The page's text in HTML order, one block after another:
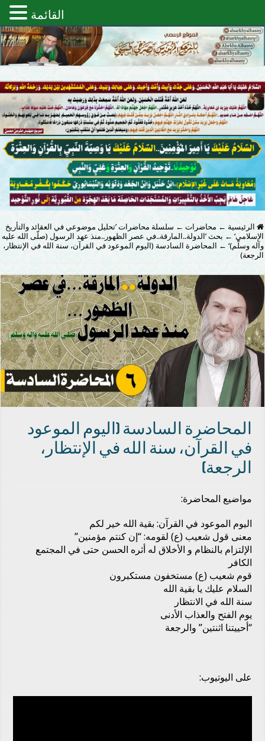
الرئيسية ← محاضرات ← سلسلة محاضرات ’تحليل موضوعي في العقائد والتأريخ
الإسلامي‘ ← بحث ’الدولة..المارقة..في عصر الظهور..منذ عهد الرسول (صلّى الله عليه
وآله وسلّم)‘ ← المحاضرة السادسة (اليوم الموعود في القرآن، سنة الله في الإنتظار،
الرجعة)
المحاضرة السادسة (اليوم الموعود
في القرآن، سنة الله في الإنتظار،
الرجعة)
مواضيع المحاضرة:
اليوم الموعود في القرآن: بقية الله خير لكم
معنى قول شعيب (ع) لقومه: “إن كنتم مؤمنين”
الإلتزام بالنظام و الأخلاق له أثره الحسن حتى في المجتمع
الكافر
قوم شعيب (ع) مستخفون مستكبرون
السلام عليك يا بقية الله
سنة الله في الانتظار
يوم الفتح والعذاب الأدنى
“أحييتنا اثنتين” والرجعة
على اليوتيوب:
القائمة